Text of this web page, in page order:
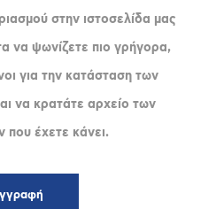
στην ιστοσελίδα μας
να ψωνίζετε πιο γρήγορα,
για την κατάσταση των
να κρατάτε αρχείο των
που έχετε κάνει.